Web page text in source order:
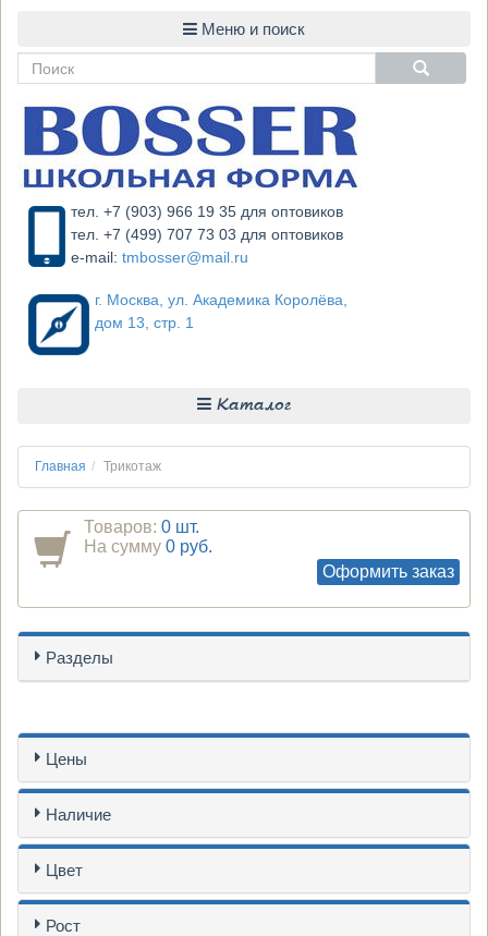
тел. +7 (903) 966 19 35 для оптовиков
тел. +7 (499) 707 73 03 для оптовиков
e-mail: tmbosser@mail.ru
г. Москва, ул. Академика Королёва,
дом 13, стр. 1
Каталог
Главная Трикотаж
Товаров: 0 шт.
На сумму 0 руб.
Оформить заказ
Разделы
Цены
Наличие
Цвет
Рост